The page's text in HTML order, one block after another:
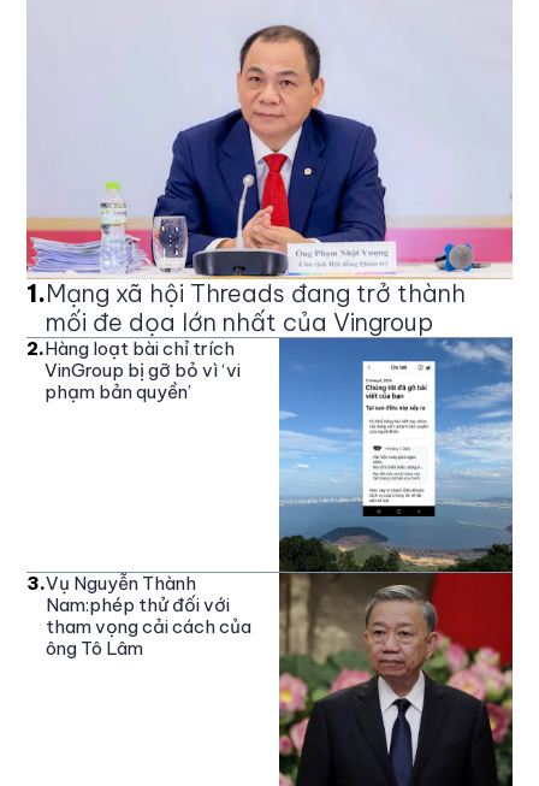
1.Mạng xã hội Threads đang trở thành
mối đe dọa lớn nhất của Vingroup
2.Hàng loạt bài chỉ trích
VinGroup bị gỡ bỏ vì ‘vi
phạm bản quyền’
3.Vụ Nguyễn Thành
Nam:phép thử đối với
tham vọng cải cách của
ông Tô Lâm